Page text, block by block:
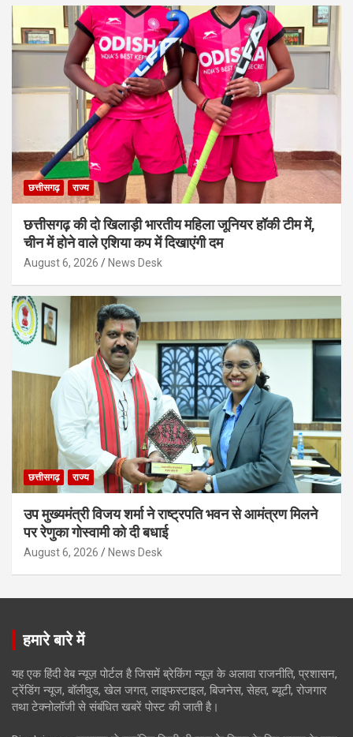
छत्तीसगढ़ राज्य
छत्तीसगढ़ की दो खिलाड़ी भारतीय महिला जूनियर हॉकी टीम में,
चीन में होने वाले एशिया कप में दिखाएंगी दम
August 6, 2026 News Desk
छत्तीसगढ़ राज्य
उप मुख्यमंत्री विजय शर्मा ने राष्ट्रपति भवन से आमंत्रण मिलने
पर रेणुका गोस्वामी को दी बधाई
August 6, 2026 News Desk
हमारे बारे में
यह एक हिंदी वेब न्यूज़ पोर्टल है जिसमें ब्रेकिंग न्यूज़ के अलावा राजनीति, प्रशासन,
ट्रेंडिंग न्यूज, बॉलीवुड, खेल जगत, लाइफस्टाइल, बिजनेस, सेहत, ब्यूटी, रोजगार
तथा टेक्नोलॉजी से संबंधित खबरें पोस्ट की जाती है।